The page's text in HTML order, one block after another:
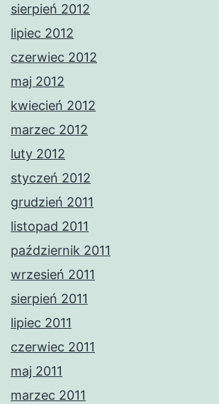
sierpień 2012
lipiec 2012
czerwiec 2012
maj 2012
kwiecień 2012
marzec 2012
luty 2012
styczeń 2012
grudzień 2011
listopad 2011
październik 2011
wrzesień 2011
sierpień 2011
lipiec 2011
czerwiec 2011
maj 2011
marzec 2011